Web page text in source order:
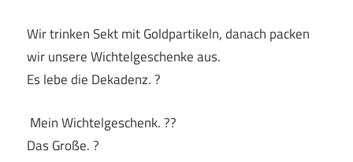
Wir trinken Sekt mit Goldpartikeln, danach packen
wir unsere Wichtelgeschenke aus.
Es lebe die Dekadenz. ?
Mein Wichtelgeschenk. ??
Das Große. ?